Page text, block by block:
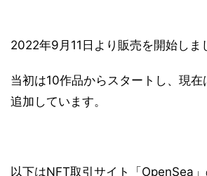
2022年9月11日より販売を開始しま
当初は10作品からスタートし、現
追加しています。
以下はNFT取引サイト「OpenSea